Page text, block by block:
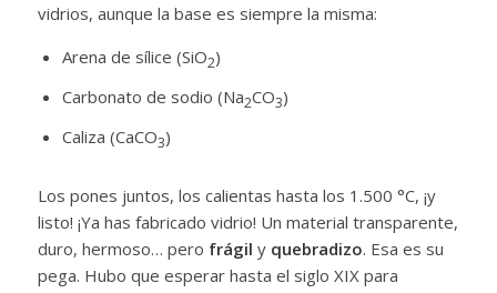
vidrios, aunque la base es siempre la misma:
Arena de sílice (SiO2)
Carbonato de sodio (Na2CO3)
Caliza (CaCO3)
Los pones juntos, los calientas hasta los 1.500 °C, ¡y
listo! ¡Ya has fabricado vidrio! Un material transparente,
duro, hermoso… pero frágil y quebradizo. Esa es su
pega. Hubo que esperar hasta el siglo XIX para